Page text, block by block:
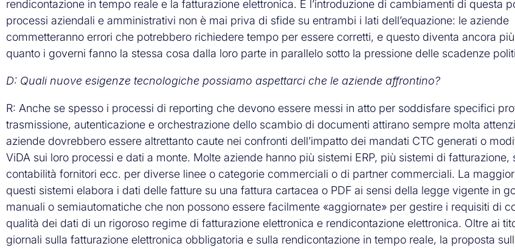
rendicontazione in tempo reale e la fatturazione elettronica. E l’introduzione di cambiamenti di questa
processi aziendali e amministrativi non è mai priva di sfide su entrambi i lati dell’equazione: le aziende
commetteranno errori che potrebbero richiedere tempo per essere corretti, e questo diventa ancora
quanto i governi fanno la stessa cosa dalla loro parte in parallelo sotto la pressione delle scadenze
D: Quali nuove esigenze tecnologiche possiamo aspettarci che le aziende affrontino?
R: Anche se spesso i processi di reporting che devono essere messi in atto per soddisfare specifici
trasmissione, autenticazione e orchestrazione dello scambio di documenti attirano sempre molta
aziende dovrebbero essere altrettanto caute nei confronti dell’impatto dei mandati CTC generati o
ViDA sui loro processi e dati a monte. Molte aziende hanno più sistemi ERP, più sistemi di fatturazione,
contabilità fornitori ecc. per diverse linee o categorie commerciali o di partner commerciali. La
questi sistemi elabora i dati delle fatture su una fattura cartacea o PDF ai sensi della legge vigente in
manuali o semiautomatiche che non possono essere facilmente «aggiornate» per gestire i requisiti di
qualità dei dati di un rigoroso regime di fatturazione elettronica e rendicontazione elettronica. Oltre ai
giornali sulla fatturazione elettronica obbligatoria e sulla rendicontazione in tempo reale, la proposta